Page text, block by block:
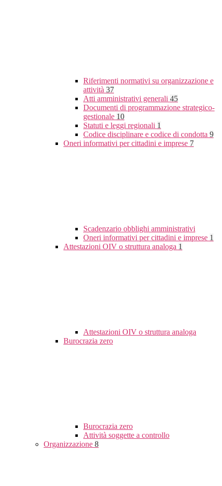
Riferimenti normativi su organizzazione e
attività 37
Atti amministrativi generali 45
Documenti di programmazione strategico-
gestionale 10
Statuti e leggi regionali 1
Codice disciplinare e codice di condotta 9
Oneri informativi per cittadini e imprese 7
Scadenzario obblighi amministrativi
Oneri informativi per cittadini e imprese 1
Attestazioni OIV o struttura analoga 1
Attestazioni OIV o struttura analoga
Burocrazia zero
Burocrazia zero
Attività soggette a controllo
Organizzazione 8